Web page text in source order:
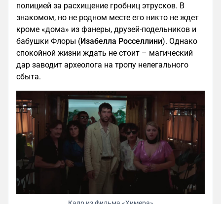
полицией за расхищение гробниц этрусков. В
знакомом, но не родном месте его никто не ждет
кроме «дома» из фанеры, друзей-подельников и
бабушки Флоры (Изабелла Росселлини). Однако
спокойной жизни ждать не стоит – магический
дар заводит археолога на тропу нелегального
сбыта.